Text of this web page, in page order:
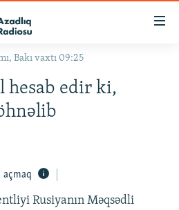
Bakı vaxtı 09:25
hesab edir ki,
açmaq
Rusiyanın Məqsədli